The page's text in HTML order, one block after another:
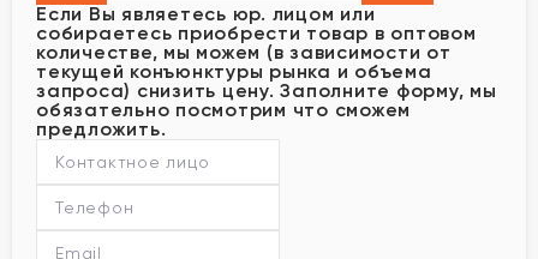
Если Вы являетесь юр. лицом или
собираетесь приобрести товар в оптовом
количестве, мы можем (в зависимости от
текущей конъюнктуры рынка и объема
запроса) снизить цену. Заполните форму, мы
обязательно посмотрим что сможем
предложить.